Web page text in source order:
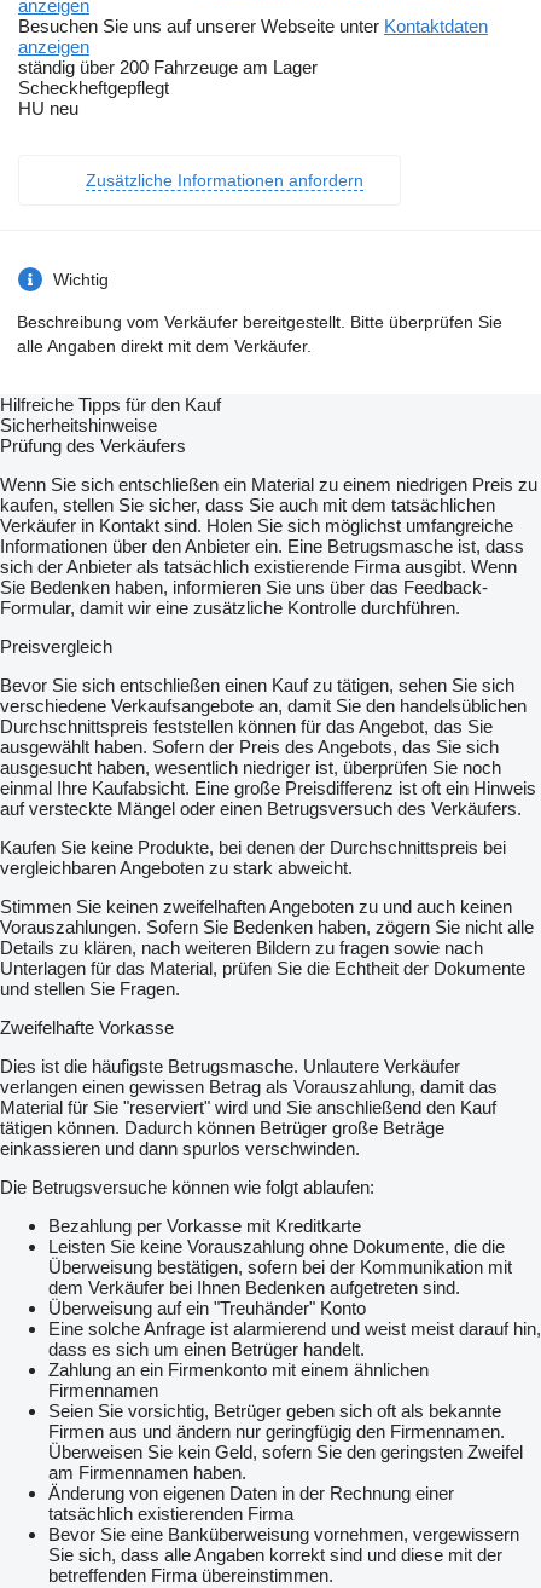
anzeigen
Besuchen Sie uns auf unserer Webseite unter Kontaktdaten
anzeigen
ständig über 200 Fahrzeuge am Lager
Scheckheftgepflegt
HU neu
Zusätzliche Informationen anfordern
Wichtig
Beschreibung vom Verkäufer bereitgestellt. Bitte überprüfen Sie
alle Angaben direkt mit dem Verkäufer.
Hilfreiche Tipps für den Kauf
Sicherheitshinweise
Prüfung des Verkäufers
Wenn Sie sich entschließen ein Material zu einem niedrigen Preis zu
kaufen, stellen Sie sicher, dass Sie auch mit dem tatsächlichen
Verkäufer in Kontakt sind. Holen Sie sich möglichst umfangreiche
Informationen über den Anbieter ein. Eine Betrugsmasche ist, dass
sich der Anbieter als tatsächlich existierende Firma ausgibt. Wenn
Sie Bedenken haben, informieren Sie uns über das Feedback-
Formular, damit wir eine zusätzliche Kontrolle durchführen.
Preisvergleich
Bevor Sie sich entschließen einen Kauf zu tätigen, sehen Sie sich
verschiedene Verkaufsangebote an, damit Sie den handelsüblichen
Durchschnittspreis feststellen können für das Angebot, das Sie
ausgewählt haben. Sofern der Preis des Angebots, das Sie sich
ausgesucht haben, wesentlich niedriger ist, überprüfen Sie noch
einmal Ihre Kaufabsicht. Eine große Preisdifferenz ist oft ein Hinweis
auf versteckte Mängel oder einen Betrugsversuch des Verkäufers.
Kaufen Sie keine Produkte, bei denen der Durchschnittspreis bei
vergleichbaren Angeboten zu stark abweicht.
Stimmen Sie keinen zweifelhaften Angeboten zu und auch keinen
Vorauszahlungen. Sofern Sie Bedenken haben, zögern Sie nicht alle
Details zu klären, nach weiteren Bildern zu fragen sowie nach
Unterlagen für das Material, prüfen Sie die Echtheit der Dokumente
und stellen Sie Fragen.
Zweifelhafte Vorkasse
Dies ist die häufigste Betrugsmasche. Unlautere Verkäufer
verlangen einen gewissen Betrag als Vorauszahlung, damit das
Material für Sie "reserviert" wird und Sie anschließend den Kauf
tätigen können. Dadurch können Betrüger große Beträge
einkassieren und dann spurlos verschwinden.
Die Betrugsversuche können wie folgt ablaufen:
Bezahlung per Vorkasse mit Kreditkarte
Leisten Sie keine Vorauszahlung ohne Dokumente, die die
Überweisung bestätigen, sofern bei der Kommunikation mit
dem Verkäufer bei Ihnen Bedenken aufgetreten sind.
Überweisung auf ein "Treuhänder" Konto
Eine solche Anfrage ist alarmierend und weist meist darauf hin,
dass es sich um einen Betrüger handelt.
Zahlung an ein Firmenkonto mit einem ähnlichen
Firmennamen
Seien Sie vorsichtig, Betrüger geben sich oft als bekannte
Firmen aus und ändern nur geringfügig den Firmennamen.
Überweisen Sie kein Geld, sofern Sie den geringsten Zweifel
am Firmennamen haben.
Änderung von eigenen Daten in der Rechnung einer
tatsächlich existierenden Firma
Bevor Sie eine Banküberweisung vornehmen, vergewissern
Sie sich, dass alle Angaben korrekt sind und diese mit der
betreffenden Firma übereinstimmen.